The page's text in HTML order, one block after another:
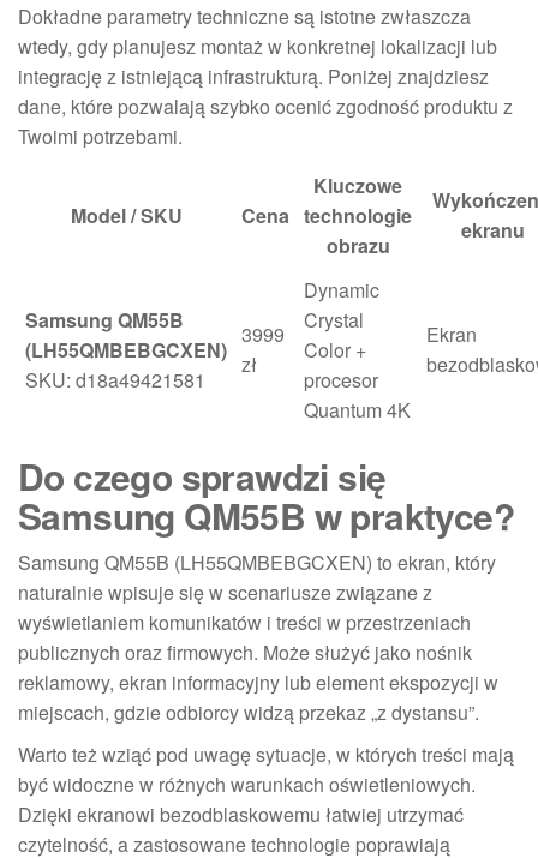
Dokładne parametry techniczne są istotne zwłaszcza
wtedy, gdy planujesz montaż w konkretnej lokalizacji lub
integrację z istniejącą infrastrukturą. Poniżej znajdziesz
dane, które pozwalają szybko ocenić zgodność produktu z
Twoimi potrzebami.
Model / SKU Cena
Kluczowe
technologie
obrazu
ekranu
Samsung QM55B
(LH55QMBEBGCXEN)
SKU: d18a49421581
3999
zł
Dynamic
Crystal
Color +
procesor
Quantum 4K
Ekran
Do czego sprawdzi się
Samsung QM55B w praktyce?
Samsung QM55B (LH55QMBEBGCXEN) to ekran, który
naturalnie wpisuje się w scenariusze związane z
wyświetlaniem komunikatów i treści w przestrzeniach
publicznych oraz firmowych. Może służyć jako nośnik
reklamowy, ekran informacyjny lub element ekspozycji w
miejscach, gdzie odbiorcy widzą przekaz „z dystansu”.
Warto też wziąć pod uwagę sytuacje, w których treści mają
być widoczne w różnych warunkach oświetleniowych.
Dzięki ekranowi bezodblaskowemu łatwiej utrzymać
czytelność, a zastosowane technologie poprawiają